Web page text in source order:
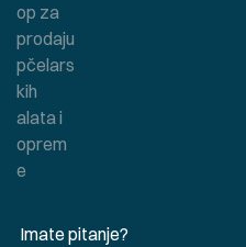
op za
prodaju
pčelars
kih
alata i
oprem
e
Imate pitanje?